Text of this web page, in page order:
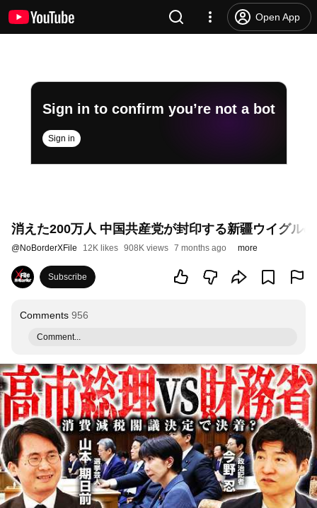
Open App
Sign in to confirm you’re not a bot
Sign in
消えた200万人 中国共産党が封印する新疆ウイグル
@NoBorderXFile 12K likes 908K views 7 months ago more
Subscribe
Comments 956
Comment...